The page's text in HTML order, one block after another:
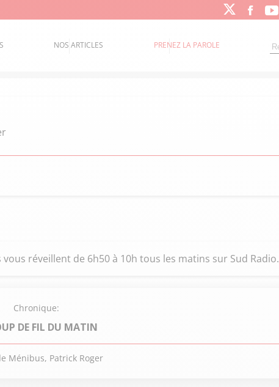
NOS ARTICLES PRENEZ LA PAROLE
réveillent de 6h50 à 10h tous les matins sur Sud Radio.
Chronique:
DE FIL DU MATIN
Ménibus, Patrick Roger